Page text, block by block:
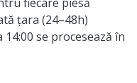
țara (24–48h)
se procesează în